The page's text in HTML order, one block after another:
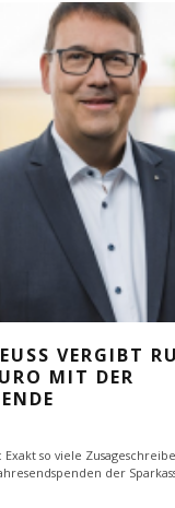
VERGIBT
MIT DER
so viele
der